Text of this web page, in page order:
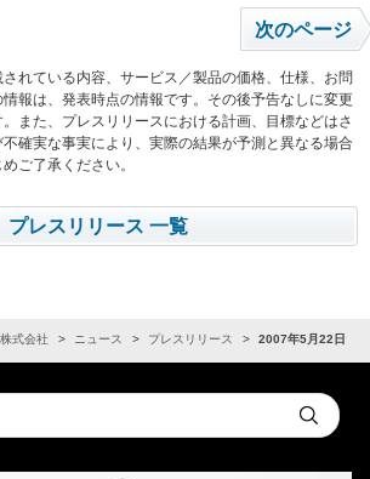
次のページ
れている内容、サービス／製品の価格、仕様、お問
報は、発表時点の情報です。その後予告なしに変更
また、プレスリリースにおける計画、目標などはさ
確実な事実により、実際の結果が予測と異なる場合
ご了承ください。
プレスリリース 一覧
式会社 ニュース プレスリリース 2007年5月22日
Submit